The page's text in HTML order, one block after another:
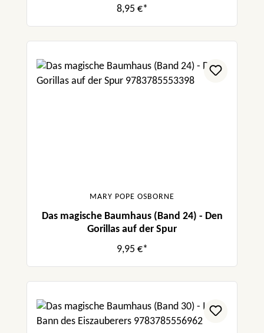
8,95 €*
MARY POPE OSBORNE
Das magische Baumhaus (Band 24) - Den
Gorillas auf der Spur
9,95 €*